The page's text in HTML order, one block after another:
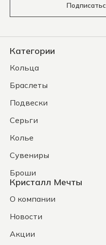
Категории
Кольца
Браслеты
Подвески
Серьги
Колье
Сувениры
Броши
Кристалл Мечты
О компании
Новости
Акции